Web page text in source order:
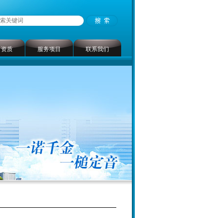
质 服务项目 联系我们